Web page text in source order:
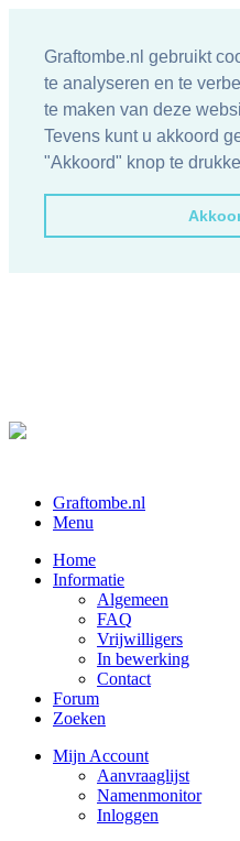
Graftombe.nl gebruikt
te analyseren en te
te maken van deze
Tevens kunt u akkoord
"Akkoord" knop te
Graftombe.nl
Menu
Home
Informatie
Algemeen
FAQ
Vrijwilligers
In bewerking
Contact
Forum
Zoeken
Mijn Account
Aanvraaglijst
Namenmonitor
Inloggen